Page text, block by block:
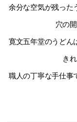
余分な空気が残った
穴の
寛文五年堂のうどん
き
職人の丁寧な手仕事